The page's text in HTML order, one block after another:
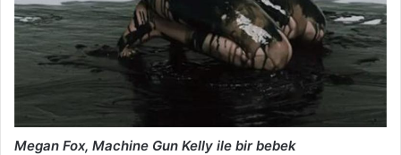
Megan Fox, Machine Gun Kelly ile bir bebek